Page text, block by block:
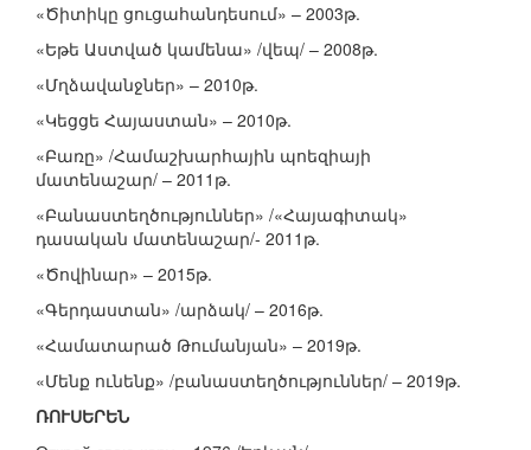
«Ծիտիկը ցուցահանդեսում» – 2003թ.
«Եթե Աստված կամենա» /վեպ/ – 2008թ.
«Մղձավանջներ» – 2010թ.
«Կեցցե Հայաստան» – 2010թ.
«Բառը» /Համաշխարհային պոեզիայի
մատենաշար/ – 2011թ.
«Բանաստեղծություններ» /«Հայագիտակ»
դասական մատենաշար/- 2011թ.
«Ծովինար» – 2015թ.
«Գերդաստան» /արձակ/ – 2016թ.
«Համատարած Թումանյան» – 2019թ.
«Մենք ունենք» /բանաստեղծություններ/ – 2019թ.
ՌՈՒՍԵՐԵՆ